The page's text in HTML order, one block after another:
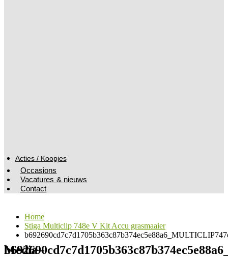
Acties / Koopjes
Occasions
Vacatures & nieuws
Contact
Home
Stiga Multiclip 748e V Kit Accu grasmaaier
Media -